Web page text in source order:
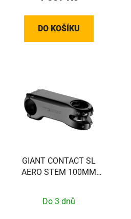
DO KOŠÍKU
GIANT CONTACT SL
AERO STEM 100MM
Do 3 dnů